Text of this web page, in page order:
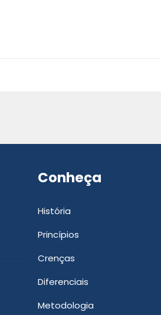
Conheça
História
Princípios
Crenças
Diferenciais
Metodologia